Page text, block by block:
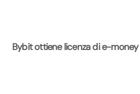
Bybit ottiene licenza di e-